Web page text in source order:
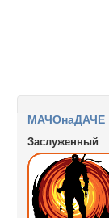
МАЧОнаДАЧЕ
Заслуженный